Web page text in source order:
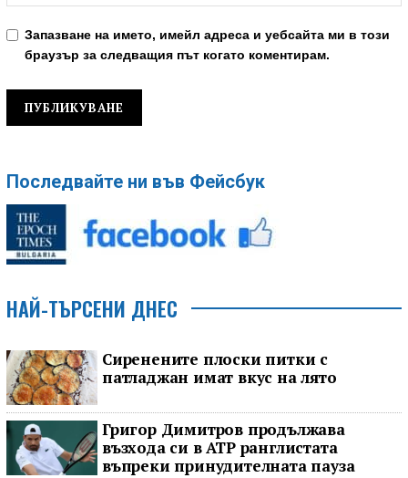
Запазване на името, имейл адреса и уебсайта ми в този
браузър за следващия път когато коментирам.
Последвайте ни във Фейсбук
НАЙ-ТЪРСЕНИ ДНЕС
Сиренените плоски питки с
патладжан имат вкус на лято
Григор Димитров продължава
възхода си в ATP ранглистата
въпреки принудителната пауза